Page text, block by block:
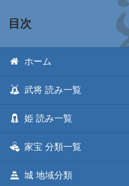
目次
ホーム
武将 読み一覧
姫 読み一覧
家宝 分類一覧
城 地域分類